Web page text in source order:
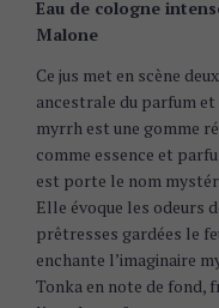
Eau de cologne
Malone
Ce jus met en scène
ancestrale du parfum
myrrh est une gomme
comme essence et
est porte le nom
Elle évoque les odeurs
prêtresses gardées le
enchante l’imaginaire
Tonka en note de fond,